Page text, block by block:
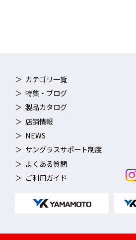
カテゴリ一覧
特集・ブログ
製品カタログ
店舗情報
NEWS
サングラスサポート制度
よくある質問
ご利用ガイド